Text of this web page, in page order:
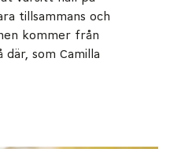
tillsammans och
kommer från
där, som Camilla